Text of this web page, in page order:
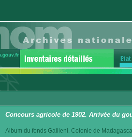
Concours agricole de 1902. Arrivée du
Album du fonds Gallieni. Colonie de